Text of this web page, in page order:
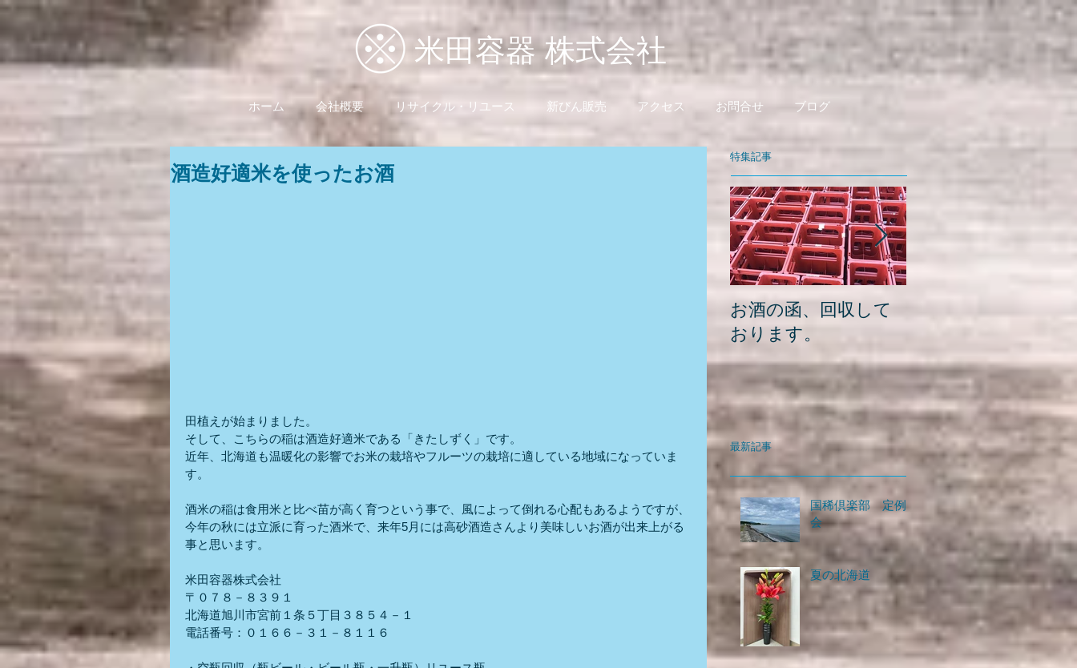
米田容器 株式会社
ホーム 会社概要 リサイクル・リユース 新びん販売 アクセス お問合せ ブログ
酒造好適米を使ったお酒
田植えが始まりました。
そして、こちらの稲は酒造好適米である「きたしずく」です。
近年、北海道も温暖化の影響でお米の栽培やフルーツの栽培に適している地域になっていま
す。
酒米の稲は食用米と比べ苗が高く育つという事で、風によって倒れる心配もあるようですが、
今年の秋には立派に育った酒米で、来年5月には高砂酒造さんより美味しいお酒が出来上がる
事と思います。
米田容器株式会社
〒０７８－８３９１
北海道旭川市宮前１条５丁目３８５４－１
電話番号：０１６６－３１－８１１６
特集記事
お酒の函、回収して
おります。
最新記事
国稀倶楽部 定例
会
夏の北海道